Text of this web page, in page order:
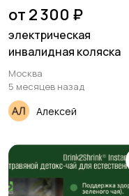
от 2 300 ₽
электрическая
инвалидная коляска
Москва
5 месяцев назад
Алексей